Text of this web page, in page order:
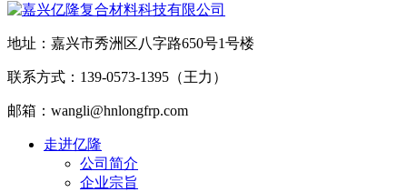
地址：嘉兴市秀洲区八字路650号1号楼
联系方式：139-0573-1395（王力）
邮箱：wangli@hnlongfrp.com
走进亿隆
公司简介
企业宗旨